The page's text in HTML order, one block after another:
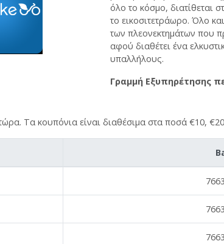
όλο το κόσμο, διατίθεται
το εικοσιτετράωρο. Όλο
των πλεονεκτημάτων που
αφού διαθέτει ένα
υπαλλήλους.
Γραμμή Εξυπηρέτησης
Τα κουπόνια είναι διαθέσιμα στα ποσά €10,